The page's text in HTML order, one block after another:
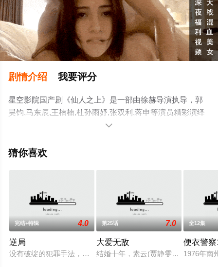
剧情介绍 我要评分
星空影院国产剧《仙人之上》是一部由徐赫导演执导，郭
昊钧,马东辰,王楠楠,杜孙雨妤,张双利,蒋申等演员精彩演绎
的大陆电视剧，手机免费观看高清无删减完整版电视剧全
视猫或剧情网等平台了解。

猜你喜欢
完结+特辑 4.0
逆局
没有破绽的犯罪手法，查无凶手的连续杀人案…！一桩桩悬案迫
第25话 7.0
大爱无敌
结婚十年，素云(贾静雯饰)一家外出
全12集
便衣警
1976年南